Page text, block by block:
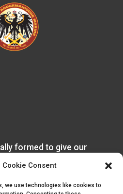
Cookie Consent
we use technologies like cookies to
formed to give our
rooted in the